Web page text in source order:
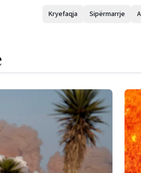
Kryefaqja Sipërmarrje